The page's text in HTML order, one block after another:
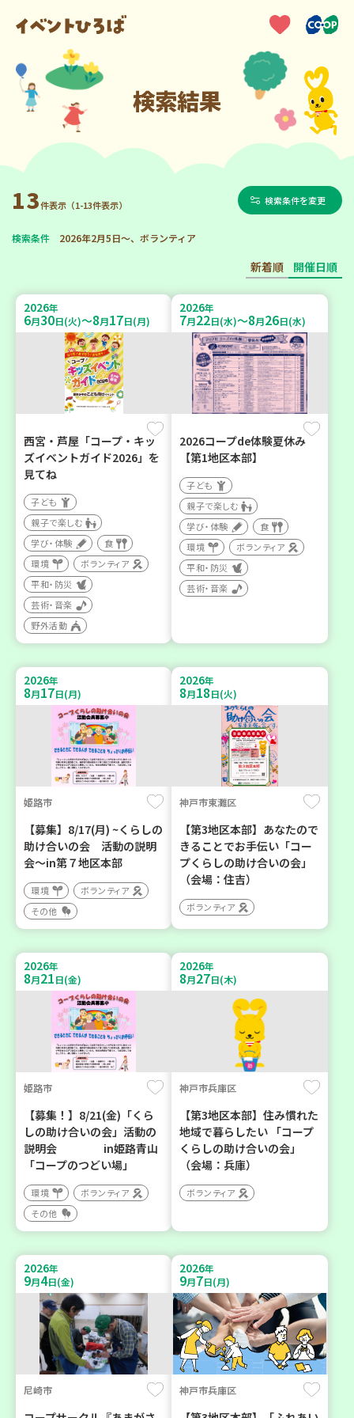
検索結果
13件表示（1-13件表示） 検索条件を変更
検索条件 2026年2月5日～、ボランティア
新着順 開催日順
2026年
6月30日(火)～8月17日(月)
西宮・芦屋「コープ・キッ
ズイベントガイド2026」を
見てね
子ども
親子で楽しむ
学び・体験
食
環境
ボランティア
平和・防災
芸術・音楽
野外活動
2026年
7月22日(水)～8月26日(水)
2026コープde体験夏休み
【第1地区本部】
子ども
親子で楽しむ
学び・体験
食
環境
ボランティア
平和・防災
芸術・音楽
2026年
8月17日(月)
姫路市
【募集】8/17(月) ~くらしの
助け合いの会 活動の説明
会～in第７地区本部
環境
ボランティア
その他
2026年
8月18日(火)
神戸市東灘区
【第3地区本部】あなたので
きることでお手伝い「コー
プくらしの助け合いの会」
（会場：住吉）
ボランティア
2026年
8月21日(金)
姫路市
【募集！】8/21(金)「くら
しの助け合いの会」活動の
説明会 in姫路青山
「コープのつどい場」
環境
ボランティア
その他
2026年
8月27日(木)
神戸市兵庫区
【第3地区本部】住み慣れた
地域で暮らしたい 「コープ
くらしの助け合いの会」
（会場：兵庫）
ボランティア
2026年
9月4日(金)
尼崎市
2026年
9月7日(月)
神戸市兵庫区